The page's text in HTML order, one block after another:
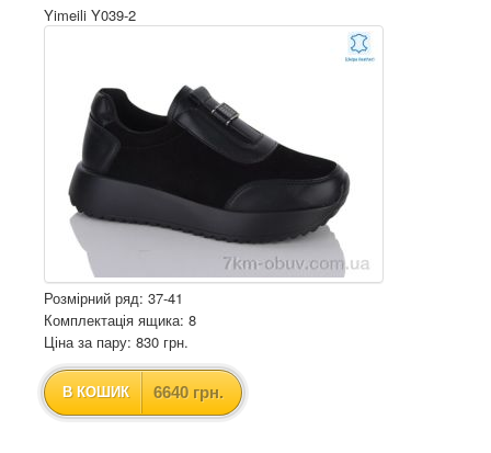
Yimeili Y039-2
Розмірний ряд: 37-41
Комплектація ящика: 8
Ціна за пару: 830 грн.
В КОШИК 6640 грн.